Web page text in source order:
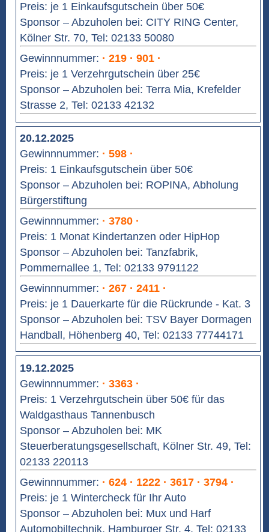
Preis: je 1 Einkaufsgutschein über 50€
Sponsor – Abzuholen bei: CITY RING Center,
Kölner Str. 70, Tel: 02133 50080
Gewinnnummer: · 219 · 901 ·
Preis: je 1 Verzehrgutschein über 25€
Sponsor – Abzuholen bei: Terra Mia, Krefelder
Strasse 2, Tel: 02133 42132
20.12.2025
Gewinnnummer: · 598 ·
Preis: 1 Einkaufsgutschein über 50€
Sponsor – Abzuholen bei: ROPINA, Abholung
Bürgerstiftung
Gewinnnummer: · 3780 ·
Preis: 1 Monat Kindertanzen oder HipHop
Sponsor – Abzuholen bei: Tanzfabrik,
Pommernallee 1, Tel: 02133 9791122
Gewinnnummer: · 267 · 2411 ·
Preis: je 1 Dauerkarte für die Rückrunde - Kat. 3
Sponsor – Abzuholen bei: TSV Bayer Dormagen
Handball, Höhenberg 40, Tel: 02133 77744171
19.12.2025
Gewinnnummer: · 3363 ·
Preis: 1 Verzehrgutschein über 50€ für das
Waldgasthaus Tannenbusch
Sponsor – Abzuholen bei: MK
Steuerberatungsgesellschaft, Kölner Str. 49, Tel:
02133 220113
Gewinnnummer: · 624 · 1222 · 3617 · 3794 ·
Preis: je 1 Wintercheck für Ihr Auto
Sponsor – Abzuholen bei: Mux und Harf
Automobiltechnik, Hamburger Str. 4, Tel: 02133